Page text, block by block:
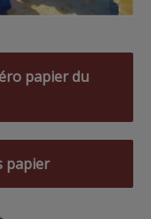
papier du
papier